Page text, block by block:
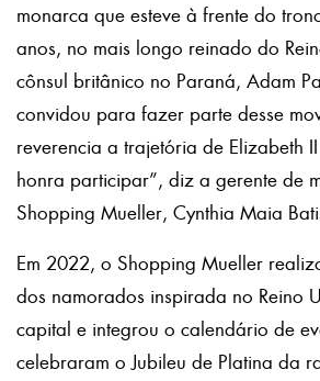
monarca que esteve à frente do
anos, no mais longo reinado do
cônsul britânico no Paraná, Adam
convidou para fazer parte desse
reverencia a trajetória de Elizabeth
honra participar”, diz a gerente de
Shopping Mueller, Cynthia Maia
Em 2022, o Shopping Mueller
dos namorados inspirada no Reino
capital e integrou o calendário de
celebraram o Jubileu de Platina da